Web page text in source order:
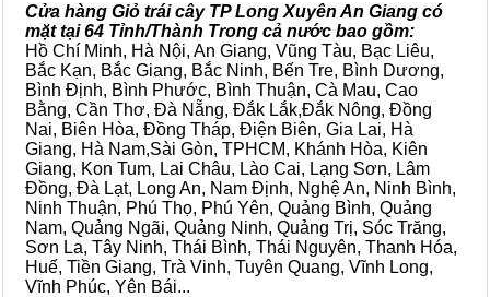
Cửa hàng Giỏ trái cây TP Long Xuyên An Giang có
mặt tại 64 Tỉnh/Thành Trong cả nước bao gồm:
Hồ Chí Minh, Hà Nội, An Giang, Vũng Tàu, Bạc Liêu,
Bắc Kạn, Bắc Giang, Bắc Ninh, Bến Tre, Bình Dương,
Bình Định, Bình Phước, Bình Thuận, Cà Mau, Cao
Bằng, Cần Thơ, Đà Nẵng, Đắk Lắk,Đắk Nông, Đồng
Nai, Biên Hòa, Đồng Tháp, Điện Biên, Gia Lai, Hà
Giang, Hà Nam,Sài Gòn, TPHCM, Khánh Hòa, Kiên
Giang, Kon Tum, Lai Châu, Lào Cai, Lạng Sơn, Lâm
Đồng, Đà Lạt, Long An, Nam Định, Nghệ An, Ninh Bình,
Ninh Thuận, Phú Thọ, Phú Yên, Quảng Bình, Quảng
Nam, Quảng Ngãi, Quảng Ninh, Quảng Trị, Sóc Trăng,
Sơn La, Tây Ninh, Thái Bình, Thái Nguyên, Thanh Hóa,
Huế, Tiền Giang, Trà Vinh, Tuyên Quang, Vĩnh Long,
Vĩnh Phúc, Yên Bái...